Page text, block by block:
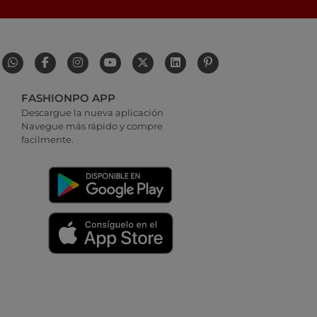
FASHIONPO APP
Descargue la nueva aplicación
Navegue más rápido y compre
facilmente.